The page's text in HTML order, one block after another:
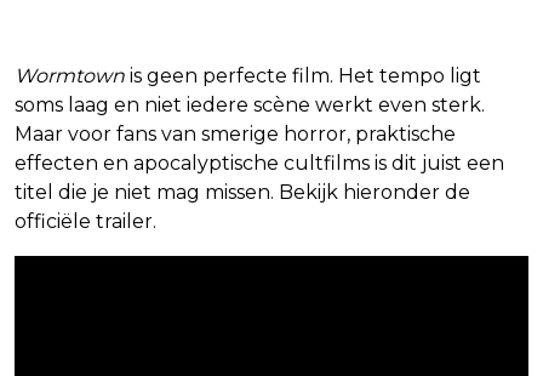
Wormtown is geen perfecte film. Het tempo ligt
soms laag en niet iedere scène werkt even sterk.
Maar voor fans van smerige horror, praktische
effecten en apocalyptische cultfilms is dit juist een
titel die je niet mag missen. Bekijk hieronder de
officiële trailer.